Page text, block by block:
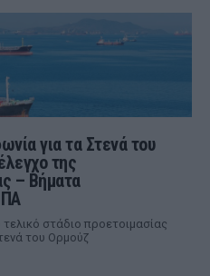
για τα Στενά του
της
– Βήματα
στάδιο προετοιμασίας
του Ορμούζ